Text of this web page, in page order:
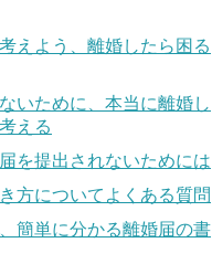
えよう、離婚したら困る
いために、本当に離婚し
える
を提出されないためには
方についてよくある質問
簡単に分かる離婚届の書